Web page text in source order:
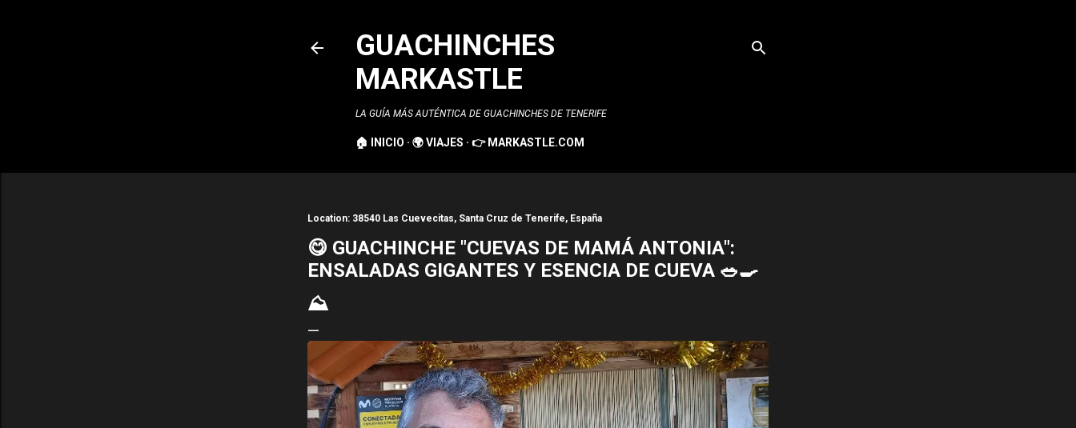
GUACHINCHES
MARKASTLE
LA GUÍA MÁS AUTÉNTICA DE GUACHINCHES DE TENERIFE
🏠 INICIO 🌍 VIAJES 👉 MARKASTLE.COM
Location: 38540 Las Cuevecitas, Santa Cruz de Tenerife, España
😋 GUACHINCHE "CUEVAS DE MAMÁ ANTONIA":
ENSALADAS GIGANTES Y ESENCIA DE CUEVA 🥗🍳
⛰️